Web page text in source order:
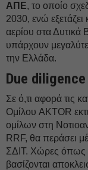
ΑΠΕ, το οποίο
2030, ενώ
αερίου στα Δυτικά
υπάρχουν
την Ελλάδα.
Due
Σε ό,τι αφορά τις
Ομίλου AKTOR
ομίλων στη
RRF, θα περάσει
ΣΔΙΤ. Χώρες όπως
βασίζονται